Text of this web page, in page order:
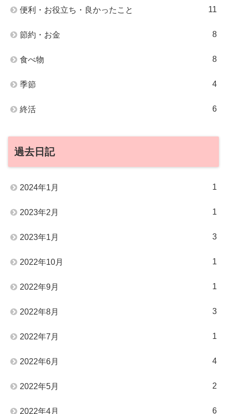
便利・お役立ち・良かったこと 11
節約・お金 8
食べ物 8
季節 4
終活 6
過去日記
2024年1月 1
2023年2月 1
2023年1月 3
2022年10月 1
2022年9月 1
2022年8月 3
2022年7月 1
2022年6月 4
2022年5月 2
2022年4月 6